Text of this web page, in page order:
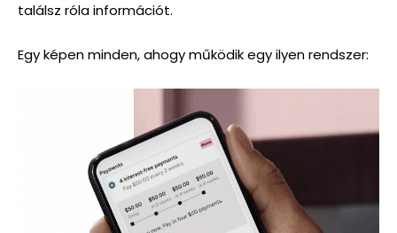
találsz róla információt.
Egy képen minden, ahogy működik egy ilyen rendszer: